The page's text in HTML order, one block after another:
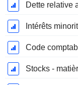
Dette relative
Code
Stocks -